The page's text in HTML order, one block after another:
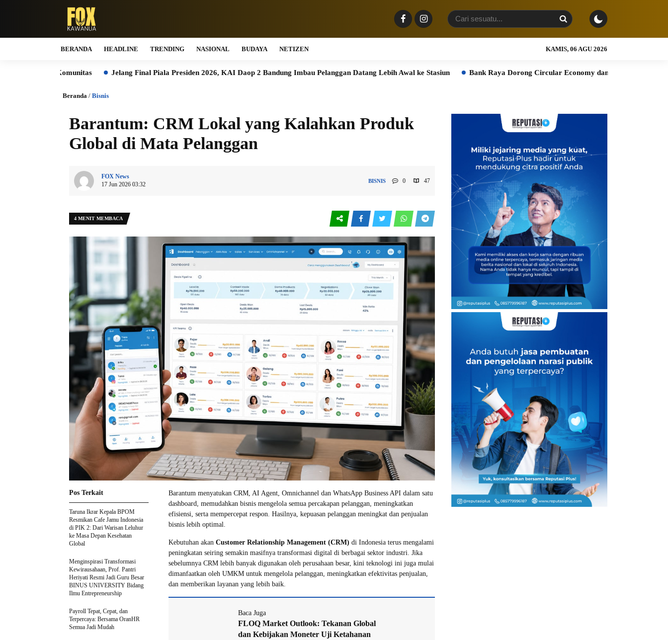
BERANDA HEADLINE TRENDING NASIONAL BUDAYA NETIZEN KAMIS, 06 AGU 2026
Jelang Final Piala Presiden 2026, KAI Daop 2 Bandung Imbau Pelanggan Datang Lebih Awal ke Stasiun Bank Raya Dorong Circular Economy dan Transaksi Digital melalui Raya
Beranda / Bisnis
Barantum: CRM Lokal yang Kalahkan Produk
Global di Mata Pelanggan
FOX News
17 Jun 2026 03:32
BISNIS 0 47
4 MENIT MEMBACA
Barantum menyatukan CRM, AI Agent, Omnichannel dan WhatsApp Business API dalam satu
dashboard, memudahkan bisnis mengelola semua percakapan pelanggan, meningkatkan
efisiensi, serta mempercepat respon. Hasilnya, kepuasan pelanggan meningkat dan penjualan
bisnis lebih optimal.
Kebutuhan akan Customer Relationship Management (CRM) di Indonesia terus mengalami
peningkatan seiring semakin masifnya transformasi digital di berbagai sektor industri. Jika
sebelumnya CRM lebih banyak digunakan oleh perusahaan besar, kini teknologi ini juga mulai
dimanfaatkan oleh UMKM untuk mengelola pelanggan, meningkatkan efektivitas penjualan,
dan memberikan layanan yang lebih baik.
Baca Juga
FLOQ Market Outlook: Tekanan Global
dan Kebijakan Moneter Uji Ketahanan
Pos Terkait
Taruna Ikrar Kepala BPOM
Resmikan Cafe Jamu Indonesia
di PIK 2: Dari Warisan Leluhur
ke Masa Depan Kesehatan
Global
Menginspirasi Transformasi
Kewirausahaan, Prof. Pantri
Heriyati Resmi Jadi Guru Besar
BINUS UNIVERSITY Bidang
Ilmu Entrepreneurship
Payroll Tepat, Cepat, dan
Terpercaya: Bersama OranHR
Semua Jadi Mudah